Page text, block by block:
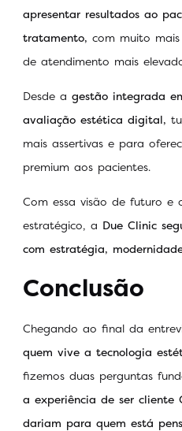
apresentar resultados ao
tratamento, com muito
de atendimento mais
Desde a gestão integrada
avaliação estética digital,
mais assertivas e para
premium aos pacientes.
Com essa visão de futuro e
estratégico, a Due Clinic
com estratégia,
Conclusão
Chegando ao final da
quem vive a tecnologia
fizemos duas perguntas
a experiência de ser cliente
dariam para quem está